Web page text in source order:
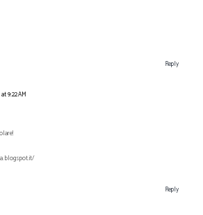
Reply
9:22 AM
Reply